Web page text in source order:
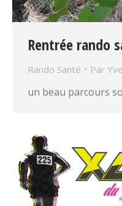
Rentrée rando
Rando Santé Par
un beau parcours